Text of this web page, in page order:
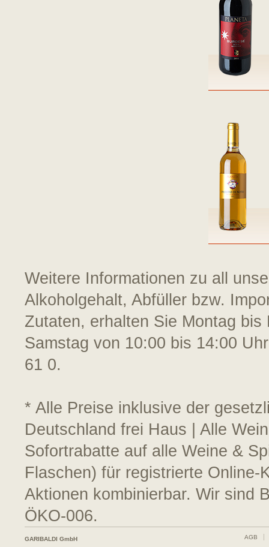
Weitere Informationen zu all
Alkoholgehalt, Abfüller bzw.
Zutaten, erhalten Sie Montag
Samstag von 10:00 bis 14:00
61 0.
* Alle Preise inklusive der
Deutschland frei Haus | Alle
Sofortrabatte auf alle Weine &
Flaschen) für registrierte
Aktionen kombinierbar. Wir sind
ÖKO-006.
GARIBALDI GmbH AGB